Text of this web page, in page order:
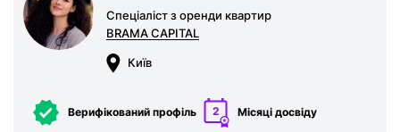
Спеціаліст з оренди квартир
BRAMA CAPITAL
Київ
Верифікований профіль 2 Місяці досвіду